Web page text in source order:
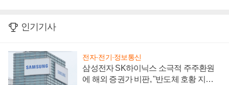
인기기사
전자·전기·정보통신
삼성전자 SK하이닉스 소극적 주주환원
에 해외 증권가 비판, "반도체 호황 지속